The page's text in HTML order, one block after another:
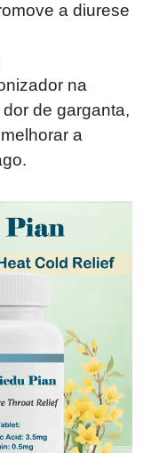
a diurese
na
de garganta,
a